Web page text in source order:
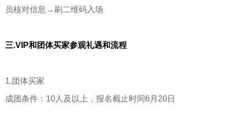
员核对信息→刷二维码入场
三.VIP和团体买家参观礼遇和流程
1.团体买家
成团条件：10人及以上，报名截止时间6月20日